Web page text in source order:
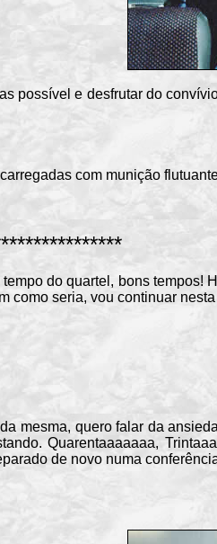
possível e desfrutar do
com munição
do quartel, bons tempos!
seria, vou continuar
quero falar da
Quarentaaaaaaa,
de novo numa